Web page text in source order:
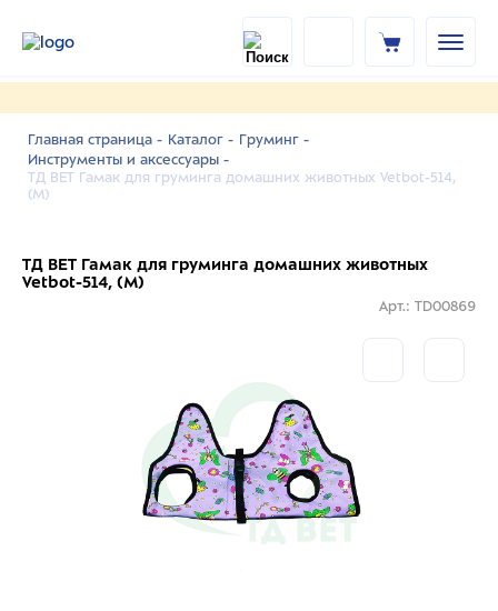
Главная страница - Каталог - Груминг -
Инструменты и аксессуары -
ТД ВЕТ Гамак для груминга домашних животных Vetbot-514,
(M)
ТД ВЕТ Гамак для груминга домашних животных
Vetbot-514, (M)
Арт.: TD00869